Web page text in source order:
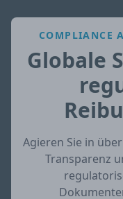
COMPLIANCE
Globale
Agieren Sie in
Transparenz